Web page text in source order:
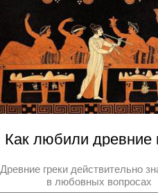
Как любили древние
Древние греки действительно
в любовных вопросах